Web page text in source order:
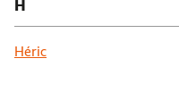
H
Héric